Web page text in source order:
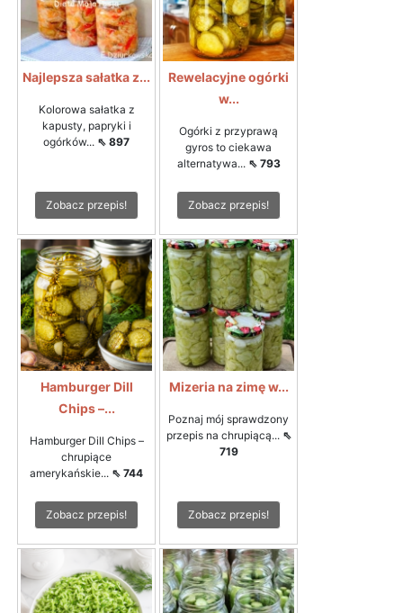
Najlepsza sałatka z...
Kolorowa sałatka z
kapusty, papryki i
ogórków... ⇖ 897
Zobacz przepis!
Rewelacyjne ogórki
w...
Ogórki z przyprawą
gyros to ciekawa
alternatywa... ⇖ 793
Zobacz przepis!
Hamburger Dill
Chips –...
Hamburger Dill Chips –
chrupiące
amerykańskie... ⇖ 744
Zobacz przepis!
Mizeria na zimę w...
Poznaj mój sprawdzony
przepis na chrupiącą... ⇖
719
Zobacz przepis!